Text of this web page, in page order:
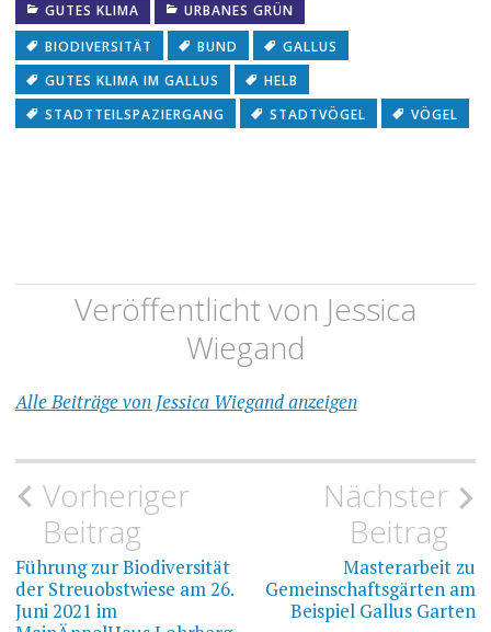
GUTES KLIMA
URBANES GRÜN
BIODIVERSITÄT
BUND
GALLUS
GUTES KLIMA IM GALLUS
HELB
STADTTEILSPAZIERGANG
STADTVÖGEL VÖGEL
Veröffentlicht von Jessica
Wiegand
Alle Beiträge von Jessica Wiegand anzeigen
Beitragsnavigation
Vorheriger
Beitrag
Führung zur Biodiversität
der Streuobstwiese am 26.
Juni 2021 im
Nächster
Beitrag
Masterarbeit zu
Gemeinschaftsgärten am
Beispiel Gallus Garten